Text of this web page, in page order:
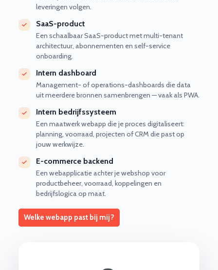
leveringen volgen.
SaaS-product
Een schaalbaar SaaS-product met multi-tenant
architectuur, abonnementen en self-service
onboarding.
Intern dashboard
Management- of operations-dashboards die data
uit meerdere bronnen samenbrengen — vaak als PWA.
Intern bedrijfssysteem
Een maatwerk webapp die je proces digitaliseert:
planning, voorraad, projecten of CRM die past op
jouw werkwijze.
E-commerce backend
Een webapplicatie achter je webshop voor
productbeheer, voorraad, koppelingen en
bedrijfslogica op maat.
Welke webapp past bij mij?